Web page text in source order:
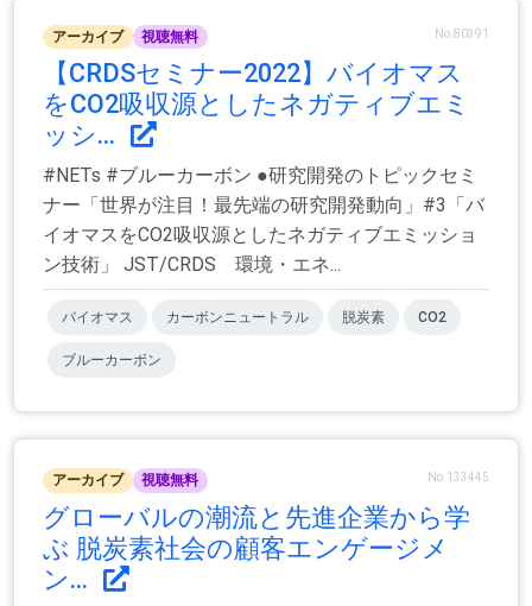
アーカイブ 視聴無料 No.80391
【CRDSセミナー2022】バイオマス
をCO2吸収源としたネガティブエミ
ッシ...
#NETs #ブルーカーボン ●研究開発のトピックセミ
ナー「世界が注目！最先端の研究開発動向」#3「バ
イオマスをCO2吸収源としたネガティブエミッショ
ン技術」 JST/CRDS 環境・エネ...
バイオマス カーボンニュートラル 脱炭素 CO2
ブルーカーボン
アーカイブ 視聴無料 No.133445
グローバルの潮流と先進企業から学
ぶ 脱炭素社会の顧客エンゲージメ
ン...